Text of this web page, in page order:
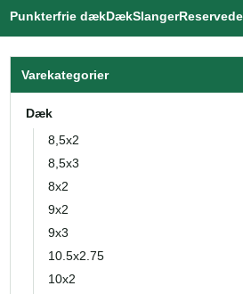
Punkterfrie dækDækSlanger
Varekategorier
Dæk
8,5x2
8,5x3
8x2
9x2
9x3
10.5x2.75
10x2